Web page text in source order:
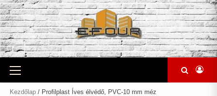
Skip
to
content
Primary
Menu
Kezdőlap / Profilplast Íves élvédő, PVC-10 mm méz